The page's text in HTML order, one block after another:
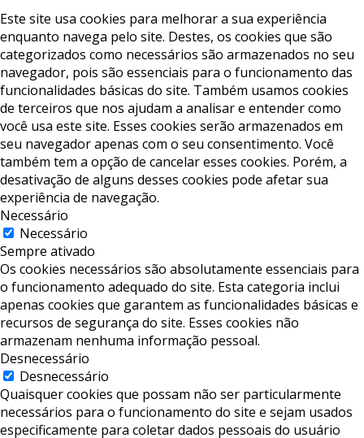
Este site usa cookies para melhorar a sua experiência
enquanto navega pelo site. Destes, os cookies que são
categorizados como necessários são armazenados no seu
navegador, pois são essenciais para o funcionamento das
funcionalidades básicas do site. Também usamos cookies
de terceiros que nos ajudam a analisar e entender como
você usa este site. Esses cookies serão armazenados em
seu navegador apenas com o seu consentimento. Você
também tem a opção de cancelar esses cookies. Porém, a
desativação de alguns desses cookies pode afetar sua
experiência de navegação.
Necessário
Necessário
Sempre ativado
Os cookies necessários são absolutamente essenciais para
o funcionamento adequado do site. Esta categoria inclui
apenas cookies que garantem as funcionalidades básicas e
recursos de segurança do site. Esses cookies não
armazenam nenhuma informação pessoal.
Desnecessário
Desnecessário
Quaisquer cookies que possam não ser particularmente
necessários para o funcionamento do site e sejam usados ​​
especificamente para coletar dados pessoais do usuário